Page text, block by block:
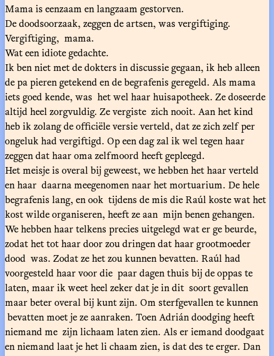
Mama is eenzaam en langzaam gestorven.
De doodsoorzaak, zeggen de artsen, was vergiftiging.
Vergiftiging, mama.
Wat een idiote gedachte.
Ik ben niet met de dokters in discussie gegaan, ik heb alleen
de pa pieren getekend en de begrafenis geregeld. Als mama
iets goed kende, was het wel haar huisapotheek. Ze doseerde
altijd heel zorgvuldig. Ze vergiste zich nooit. Aan het kind
heb ik zolang de officiële versie verteld, dat ze zich zelf per
ongeluk had vergiftigd. Op een dag zal ik wel tegen haar
zeggen dat haar oma zelfmoord heeft gepleegd.
Het meisje is overal bij geweest, we hebben het haar verteld
en haar daarna meegenomen naar het mortuarium. De hele
begrafenis lang, en ook tijdens de mis die Raúl koste wat het
kost wilde organiseren, heeft ze aan mijn benen gehangen.
We hebben haar telkens precies uitgelegd wat er ge beurde,
zodat het tot haar door zou dringen dat haar grootmoeder
dood was. Zodat ze het zou kunnen bevatten. Raúl had
voorgesteld haar voor die paar dagen thuis bij de oppas te
laten, maar ik weet heel zeker dat je in dit soort gevallen
maar beter overal bij kunt zijn. Om sterfgevallen te kunnen
bevatten moet je ze aanraken. Toen Adrián doodging heeft
niemand me zijn lichaam laten zien. Als er iemand doodgaat
en niemand laat je het li chaam zien, is dat des te erger. Dan